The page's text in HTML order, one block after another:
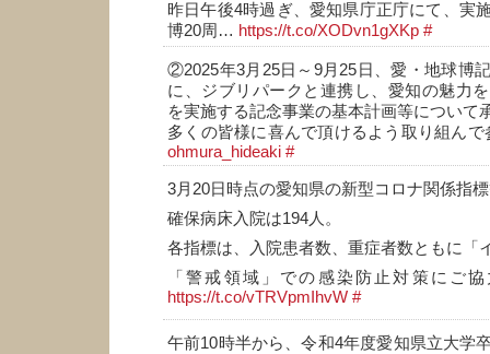
昨日午後4時過ぎ、愛知県庁正庁にて、実
博20周… https://t.co/XODvn1gXKp #
②2025年3月25日～9月25日、愛・地球博
に、ジブリパークと連携し、愛知の魅力
を実施する記念事業の基本計画等について
多くの皆様に喜んで頂けるよう取り組ん
ohmura_hideaki #
3月20日時点の愛知県の新型コロナ関係指
確保病床入院は194人。
各指標は、入院患者数、重症者数ともに「
「警戒領域」での感染防止対策にご
https://t.co/vTRVpmIhvW #
午前10時半から、令和4年度愛知県立大学